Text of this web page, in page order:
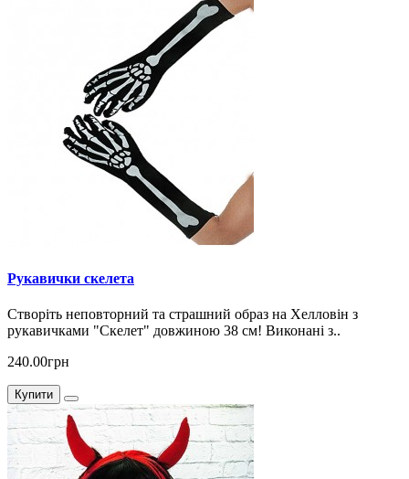
Рукавички скелета
Створіть неповторний та страшний образ на Хелловін з
рукавичками "Скелет" довжиною 38 см! Виконані з..
240.00грн
Купити